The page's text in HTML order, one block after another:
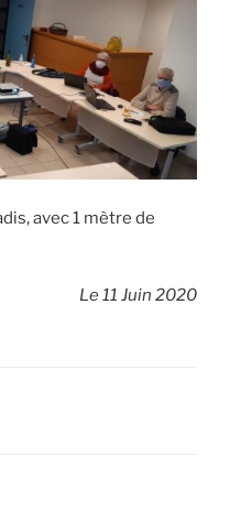
avec 1 mètre de
Le 11 Juin 2020